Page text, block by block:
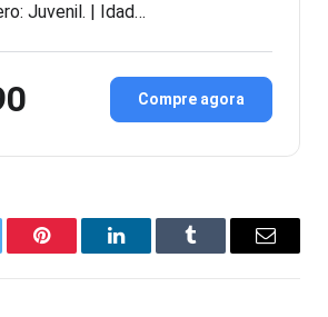
Juvenil. | Idad…
Compre agora
Pinterest LinkedInTumblr
E-